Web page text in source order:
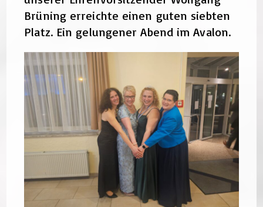
Brüning erreichte einen guten siebten
Platz. Ein gelungener Abend im Avalon.